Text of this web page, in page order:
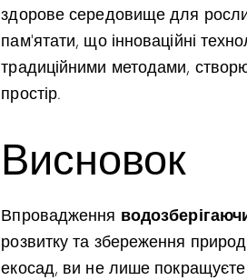
здорове середовище для
пам’ятати, що інноваційні
традиційними методами,
простір.
Висновок
Впровадження
розвитку та збереження
екосад, ви не лише покращуєте